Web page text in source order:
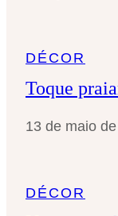
DÉCOR
Toque
13 de maio
DÉCOR